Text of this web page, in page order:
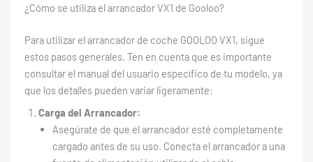
¿Cómo se utiliza el arrancador VX1 de Gooloo?
Para utilizar el arrancador de coche GOOLOO VX1, sigue
estos pasos generales. Ten en cuenta que es importante
consultar el manual del usuario específico de tu modelo, ya
que los detalles pueden variar ligeramente:
Carga del Arrancador:
Asegúrate de que el arrancador esté completamente
cargado antes de su uso. Conecta el arrancador a una